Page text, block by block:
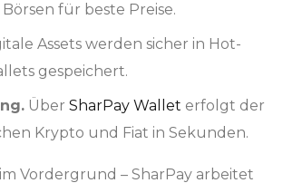
für beste Preise.
Assets werden sicher in Hot-
gespeichert.
Über SharPay Wallet erfolgt der
Krypto und Fiat in Sekunden.
Vordergrund – SharPay arbeitet